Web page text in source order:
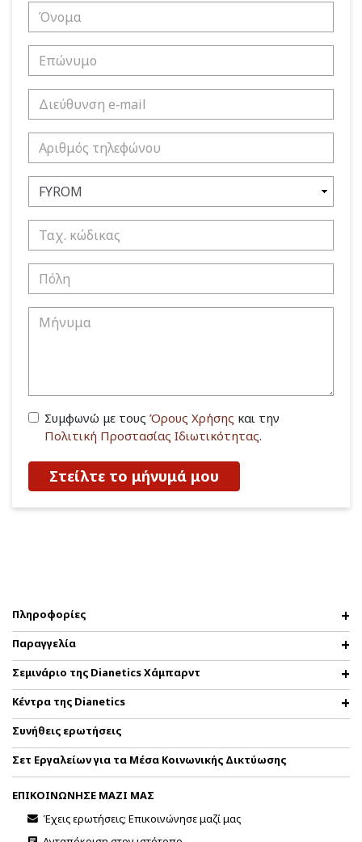
Συμφωνώ με τους Όρους Χρήσης και την
Πολιτική Προστασίας Ιδιωτικότητας.
Στείλτε το μήνυμά μου
Πληροφορίες
Παραγγελία
Σεμινάριο της Dianetics Χάμπαρντ
Κέντρα της Dianetics
Συνήθεις ερωτήσεις
Σετ Εργαλείων για τα Μέσα Κοινωνικής Δικτύωσης
ΕΠΙΚΟΙΝΩΝΗΣΕ ΜΑΖΙ ΜΑΣ
Έχεις ερωτήσεις; Επικοινώνησε μαζί μας